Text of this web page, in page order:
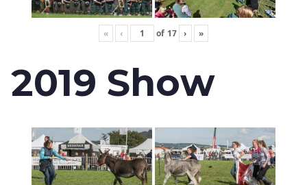
« ‹ of 17 › »
2019 Show